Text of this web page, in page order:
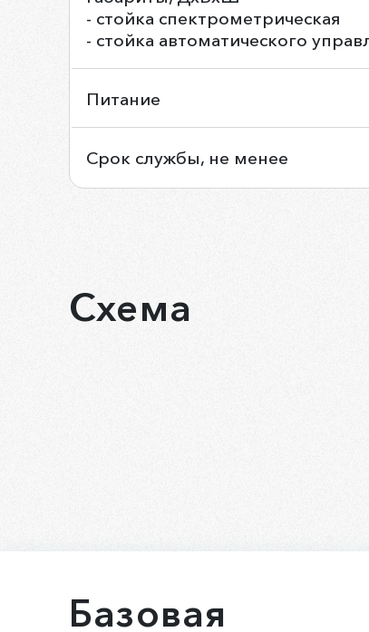
- стойка спектрометрическая
- стойка автоматического
Питание
Срок службы, не менее
Схема
Базовая